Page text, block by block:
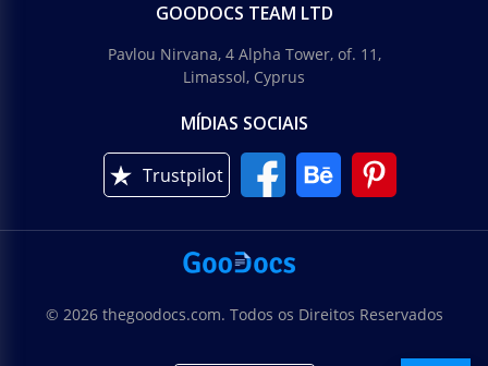
GOODOCS TEAM LTD
Pavlou Nirvana, 4 Alpha Tower, of. 11,
Limassol, Cyprus
MÍDIAS SOCIAIS
Trustpilot
© 2026 thegoodocs.com. Todos os Direitos Reservados